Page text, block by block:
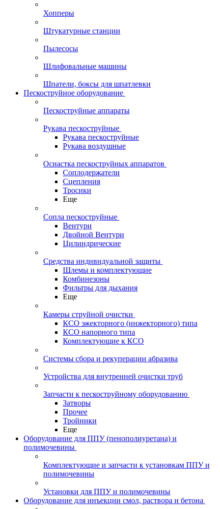
Хопперы
Штукатурные станции
Пылесосы
Шлифовальные машины
Шпатели, боксы для шпатлевки
Пескоструйное оборудование
Пескоструйные аппараты
Рукава пескоструйные
Рукава пескоструйные
Рукава воздушные
Оснастка пескоструйных аппаратов
Соплодержатели
Сцепления
Тросики
Еще
Сопла пескоструйные
Вентури
Двойной Вентури
Цилиндрические
Средства индивидуальной защиты
Шлемы и комплектующие
Комбинезоны
Фильтры для дыхания
Еще
Камеры струйной очистки
КСО эжекторного (инжекторного) типа
КСО напорного типа
Комплектующие к КСО
Системы сбора и рекуперации абразива
Устройства для внутренней очистки труб
Запчасти к пескоструйному оборудованию
Затворы
Прочее
Тройники
Еще
Оборудование для ППУ (пенополиуретана) и
полимочевины
Комплектующие и запчасти к установкам ППУ и
полимочевины
Установки для ППУ и полимочевины
Оборудование для инъекции смол, раствора и бетона